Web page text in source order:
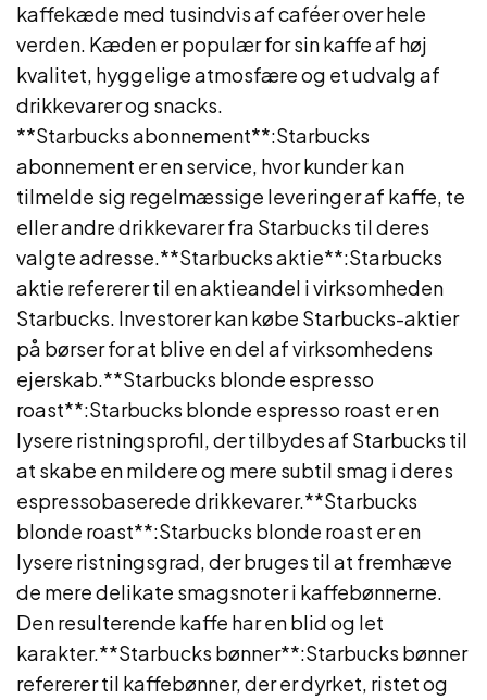
kaffekæde med tusindvis af caféer over hele
verden. Kæden er populær for sin kaffe af høj
kvalitet, hyggelige atmosfære og et udvalg af
drikkevarer og snacks.
**Starbucks abonnement**:Starbucks
abonnement er en service, hvor kunder kan
tilmelde sig regelmæssige leveringer af kaffe, te
eller andre drikkevarer fra Starbucks til deres
valgte adresse.**Starbucks aktie**:Starbucks
aktie refererer til en aktieandel i virksomheden
Starbucks. Investorer kan købe Starbucks-aktier
på børser for at blive en del af virksomhedens
ejerskab.**Starbucks blonde espresso
roast**:Starbucks blonde espresso roast er en
lysere ristningsprofil, der tilbydes af Starbucks til
at skabe en mildere og mere subtil smag i deres
espressobaserede drikkevarer.**Starbucks
blonde roast**:Starbucks blonde roast er en
lysere ristningsgrad, der bruges til at fremhæve
de mere delikate smagsnoter i kaffebønnerne.
Den resulterende kaffe har en blid og let
karakter.**Starbucks bønner**:Starbucks bønner
refererer til kaffebønner, der er dyrket, ristet og